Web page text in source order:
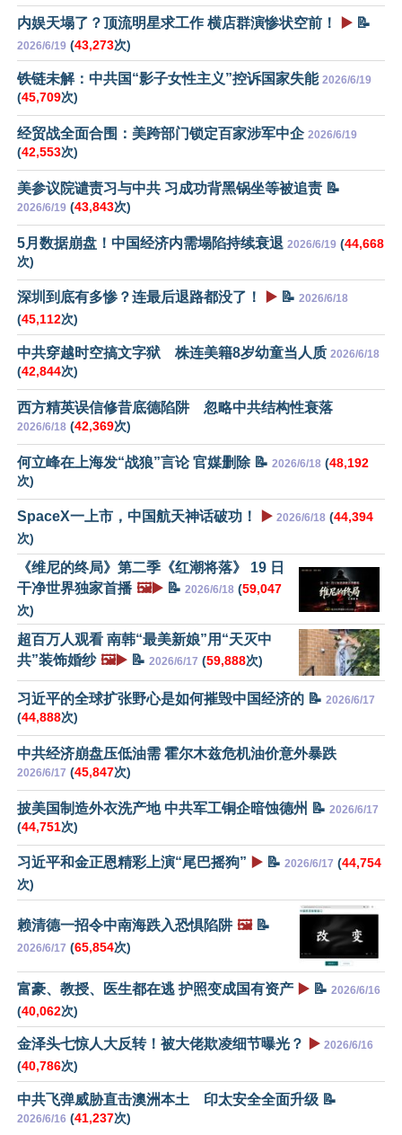
内娱天塌了？顶流明星求工作 横店群演惨状空前！ ▶️ 📝
2026/6/19 (43,273次)
铁链未解：中共国“影子女性主义”控诉国家失能 2026/6/19
(45,709次)
经贸战全面合围：美跨部门锁定百家涉军中企 2026/6/19
(42,553次)
美参议院谴责习与中共 习成功背黑锅坐等被追责 📝
2026/6/19 (43,843次)
5月数据崩盘！中国经济内需塌陷持续衰退 2026/6/19 (44,668
次)
深圳到底有多惨？连最后退路都没了！ ▶️ 📝 2026/6/18
(45,112次)
中共穿越时空搞文字狱 株连美籍8岁幼童当人质 2026/6/18
(42,844次)
西方精英误信修昔底德陷阱 忽略中共结构性衰落
2026/6/18 (42,369次)
何立峰在上海发“战狼”言论 官媒删除 📝 2026/6/18 (48,192
次)
SpaceX一上市，中国航天神话破功！ ▶️ 2026/6/18 (44,394
次)
《维尼的终局》第二季《红潮将落》 19 日
干净世界独家首播 🖼️▶️ 📝 2026/6/18 (59,047
次)
超百万人观看 南韩“最美新娘”用“天灭中
共”装饰婚纱 🖼️▶️ 📝 2026/6/17 (59,888次)
习近平的全球扩张野心是如何摧毁中国经济的 📝 2026/6/17
(44,888次)
中共经济崩盘压低油需 霍尔木兹危机油价意外暴跌
2026/6/17 (45,847次)
披美国制造外衣洗产地 中共军工铜企暗蚀德州 📝 2026/6/17
(44,751次)
习近平和金正恩精彩上演“尾巴摇狗” ▶️ 📝 2026/6/17 (44,754
次)
赖清德一招令中南海跌入恐惧陷阱 🖼️📝
2026/6/17 (65,854次)
富豪、教授、医生都在逃 护照变成国有资产 ▶️ 📝 2026/6/16
(40,062次)
金泽头七惊人大反转！被大佬欺凌细节曝光？ ▶️ 2026/6/16
(40,786次)
中共飞弹威胁直击澳洲本土 印太安全全面升级 📝
2026/6/16 (41,237次)